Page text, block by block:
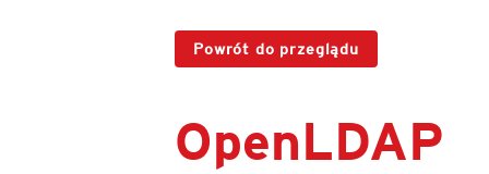
Powrót do przeglądu
OpenLDAP